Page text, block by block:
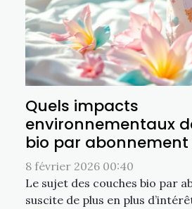
Quels impacts
environnementaux
bio par abonnement
8 février 2026 00:40
Le sujet des couches bio par
suscite de plus en plus